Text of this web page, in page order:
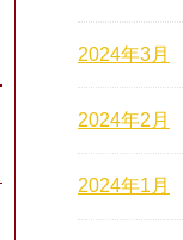
2024年3月
2024年2月
2024年1月